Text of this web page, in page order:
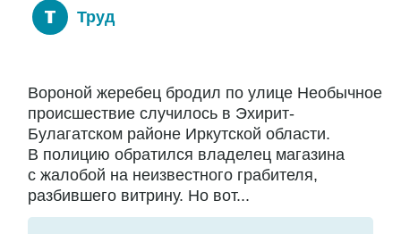
Труд
Вороной жеребец бродил по улице Необычное
происшествие случилось в Эхирит-
Булагатском районе Иркутской области.
В полицию обратился владелец магазина
с жалобой на неизвестного грабителя,
разбившего витрину. Но вот...